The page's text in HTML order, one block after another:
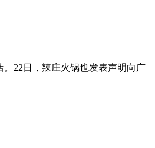
22日，辣庄火锅也发表声明向广